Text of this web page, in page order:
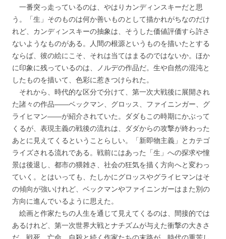
一番突っ走っているのは、やはりカンディンスキーだと思
う。「生」そのものは何か善いものとして描かれがちなのだけ
れど、カンディンスキーの抽象は、そうした価値評価すら許さ
ないようなものがある。人間の根源というものを描いたとする
ならば、彼の絵にこそ、それは当てはまるのではないか。ほか
に印象に残っているのは、ノルデの作品だ。生や自然の混沌と
したものを描いて、色彩に惹きつけられた。
それから、時代的な区分で分けて、第一次大戦後に展開され
た諸々の作品――ベックマン、グロッス、ファイニンガー、グ
ライヒマン――が紹介されていた。ダダもこの時期にかぶって
くるが、表現主義の戦後の流れは、ダダからの攻撃が終わった
あとに見えてくるということらしい。「新即物主義」とカテゴ
ライズされる流れである。戦前にはあった「生」への探求や憧
景は後退し、都市の猥雑さ、社会の狂気を描く方向へと変わっ
ていく。とはいっても、たしかにグロッスやグライヒマンはそ
の傾向が強いけれど、ベックマンやファイニンガーはまた別の
方向に進んでいるように思えた。
絵画と作家たちの人生を通じて見えてくるのは、間接的では
あるけれど、第一次世界大戦とナチズムが与えた衝撃の大きさ